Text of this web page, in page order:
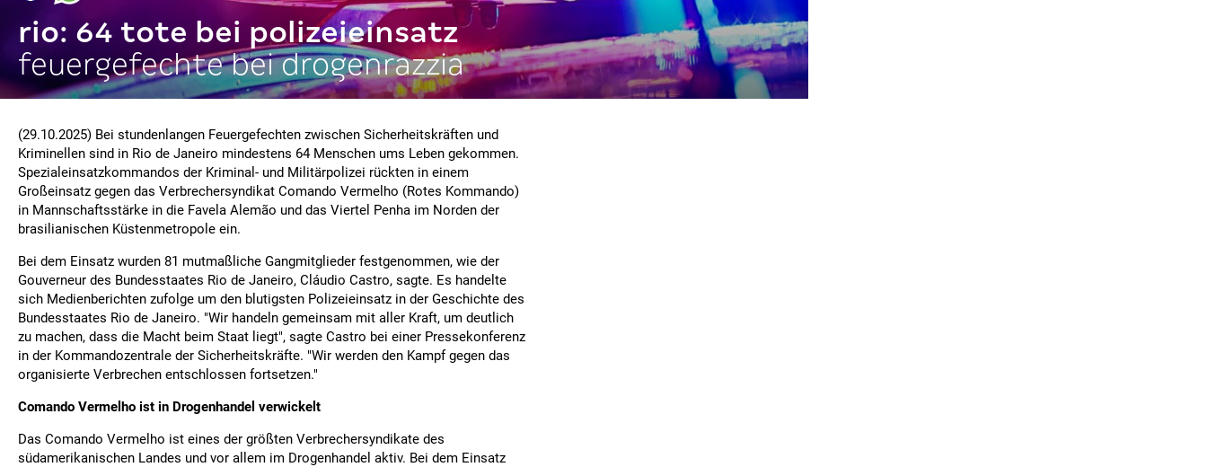
rio: 64 tote bei polizeieinsatz
feuergefechte bei drogenrazzia
(29.10.2025) Bei stundenlangen Feuergefechten zwischen Sicherheitskräften und
Kriminellen sind in Rio de Janeiro mindestens 64 Menschen ums Leben gekommen.
Spezialeinsatzkommandos der Kriminal- und Militärpolizei rückten in einem
Großeinsatz gegen das Verbrechersyndikat Comando Vermelho (Rotes Kommando)
in Mannschaftsstärke in die Favela Alemão und das Viertel Penha im Norden der
brasilianischen Küstenmetropole ein.
Bei dem Einsatz wurden 81 mutmaßliche Gangmitglieder festgenommen, wie der
Gouverneur des Bundesstaates Rio de Janeiro, Cláudio Castro, sagte. Es handelte
sich Medienberichten zufolge um den blutigsten Polizeieinsatz in der Geschichte des
Bundesstaates Rio de Janeiro. "Wir handeln gemeinsam mit aller Kraft, um deutlich
zu machen, dass die Macht beim Staat liegt", sagte Castro bei einer Pressekonferenz
in der Kommandozentrale der Sicherheitskräfte. "Wir werden den Kampf gegen das
organisierte Verbrechen entschlossen fortsetzen."
Comando Vermelho ist in Drogenhandel verwickelt
Das Comando Vermelho ist eines der größten Verbrechersyndikate des
südamerikanischen Landes und vor allem im Drogenhandel aktiv. Bei dem Einsatz